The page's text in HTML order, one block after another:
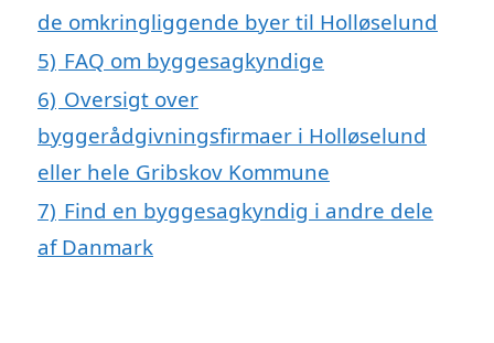
de omkringliggende byer til Holløselund
5) FAQ om byggesagkyndige
6) Oversigt over
byggerådgivningsfirmaer i Holløselund
eller hele Gribskov Kommune
7) Find en byggesagkyndig i andre dele
af Danmark